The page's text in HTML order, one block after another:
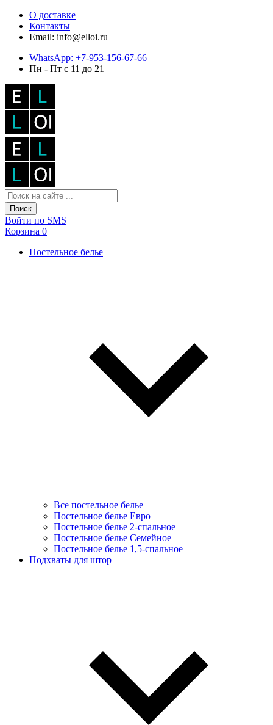
О доставке
Контакты
Email: info@elloi.ru
WhatsApp: +7-953-156-67-66
Пн - Пт с 11 до 21
Поиск
Войти по SMS
Корзина 0
Постельное белье
Все постельное белье
Постельное белье Евро
Постельное белье 2-спальное
Постельное белье Семейное
Постельное белье 1,5-спальное
Подхваты для штор